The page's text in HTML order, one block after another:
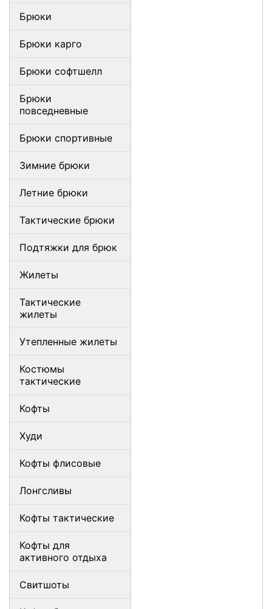
Брюки
Брюки карго
Брюки софтшелл
Брюки
повседневные
Брюки спортивные
Зимние брюки
Летние брюки
Тактические брюки
Подтяжки для брюк
Жилеты
Тактические
жилеты
Утепленные жилеты
Костюмы
тактические
Кофты
Худи
Кофты флисовые
Лонгсливы
Кофты тактические
Кофты для
активного отдыха
Свитшоты